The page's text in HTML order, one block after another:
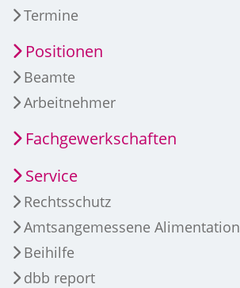
Termine
Positionen
Beamte
Arbeitnehmer
Fachgewerkschaften
Service
Rechtsschutz
Amtsangemessene Alimentation
Beihilfe
dbb report